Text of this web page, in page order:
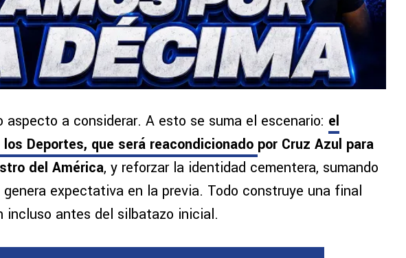
aspecto a considerar. A esto se suma el escenario: el
Deportes, que será reacondicionado por Cruz Azul para
del América, y reforzar la identidad cementera, sumando
expectativa en la previa. Todo construye una final
incluso antes del silbatazo inicial.